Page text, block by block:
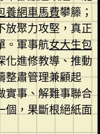
養網車馬費攀籐；
放聚力攻堅，真正
。軍事航女大生包
化進修教導、推動
整肅管理兼顧起
實事、解難事聯合
個，果斷根絕紙面